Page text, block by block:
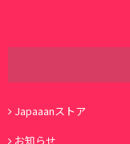
Japaaanストア
お知らせ